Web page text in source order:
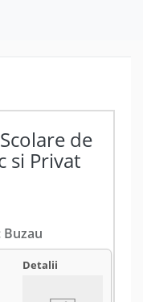
de
si Privat